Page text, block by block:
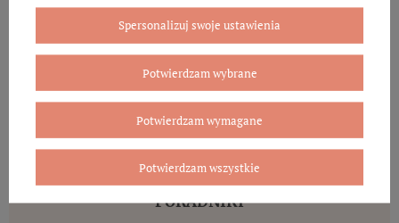
POMOC
Bezpieczne zakupy
Wygodne zwroty w Paczkomacie
Grawer
Raty PayU
PORADNIKI
Spersonalizuj swoje ustawienia
Potwierdzam wybrane
Potwierdzam wymagane
Potwierdzam wszystkie